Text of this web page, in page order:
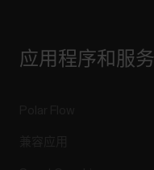
应用程序和服务